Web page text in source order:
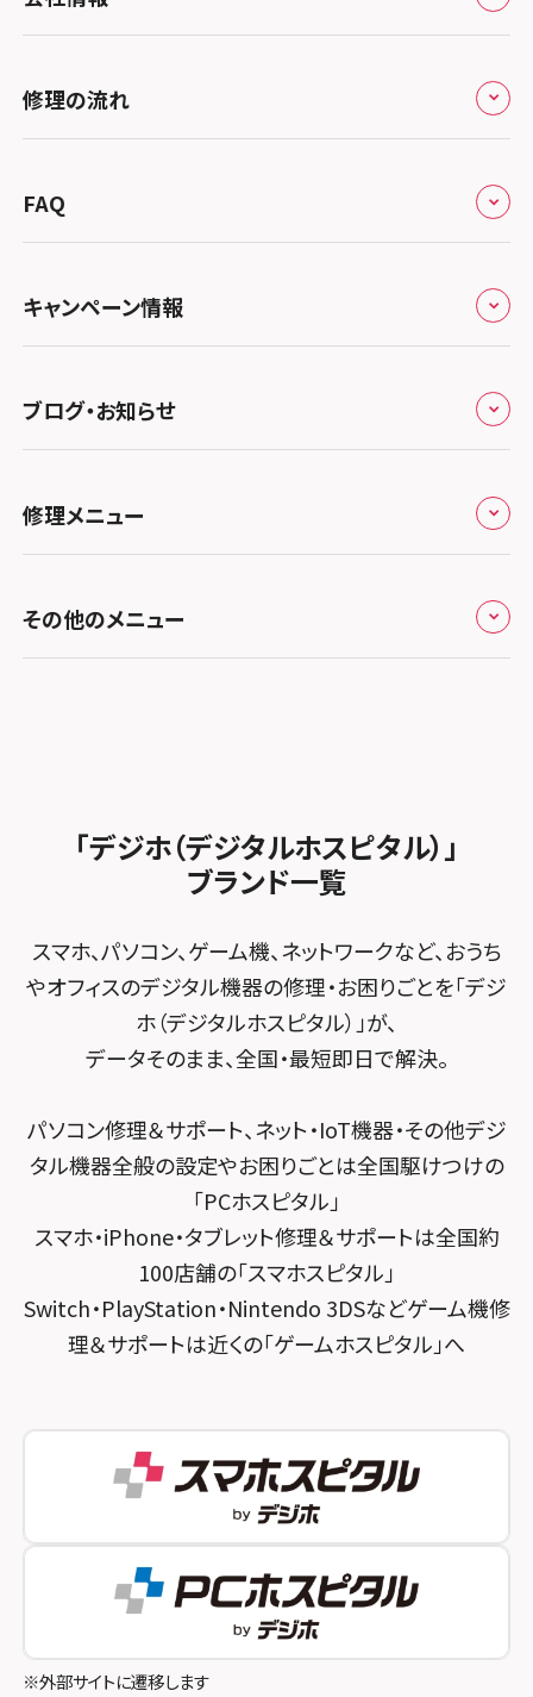
北海道・東北
スマホスピタル大丸札幌
関東
スマホスピタル宇都宮
スマホスピタル 高崎
スマホスピタル鴻巣
スマホスピタル テルル三芳
スマホスピタル 熊谷
スマホスピタル ゲオデジタルベース川口元郷
スマホスピタル埼玉大宮
スマホスピタル テルル蒲生
スマホスピタル テルル新越谷
スマホスピタル テルル草加花栗
スマホスピタル テルル東川口
スマホスピタル テルル松戸五香
スマホスピタル テルル宮野木
スマホスピタル千葉
スマホスピタル 大森
スマホスピタル練馬
スマホスピタル 神田
スマホスピタル三軒茶屋
スマホスピタル秋葉原
スマホスピタル 自由が丘
スマホスピタルオリナス錦糸町
スマホスピタル テルル成増
スマホスピタル池袋
スマホスピタル八王子
北陸・甲信越
スマホスピタルアル・プラザ小松
スマホスピタル 北陸総合修理センター
スマホスピタル 長野
東海
スマホスピタル岐阜
スマホスピタル 浜松
スマホスピタル静岡パルコ
スマホスピタル 藤枝
スマホスピタル名古屋駅前
スマホスピタル名古屋金山
スマホスピタル 大府
スマホスピタル 西枇杷島
スマホスピタル 尾張旭
スマホスピタル平和が丘
スマホスピタル春日井勝川
関西
スマホスピタル 大阪梅田
スマホスピタル by デジホ 梅田地下（うめちか）
スマホスピタル京橋
スマホスピタル難波
スマホスピタルイオンタウン茨木太田
スマホスピタル住道オペラパーク
スマホスピタル東大阪ロンモール布施
スマホスピタル堺
スマホスピタル 堺出張所
スマホスピタル京都河原町
スマホスピタル宇治槙島
スマホスピタル烏丸
スマホスピタル 京都宇治
スマホスピタル 福知山
スマホスピタル神戸三宮
スマホスピタル by デジホ 姫路キャスパ
スマホスピタル伊丹
スマホスピタル奈良生駒
スマホスピタル和歌山
中国・四国
スマホスピタル岡山駅前
スマホスピタル西条
スマホスピタル by デジホ マークイズ福岡もも
ち
スマホスピタル福岡天神
スマホスピタル熊本下通
スマホスピタル GODOモバイル大分府内町
会社概要
総務省登録業者
特定商取引法に関する表記
プライバシーポリシー
郵送修理依頼
修理の流れ
郵送修理の流れ
FAQ
キャンペーン情報
キャンペーン一覧
ブログ・お知らせ
お知らせ
修理メニュー
iPhone修理メニュー
MacBook修理メニュー
その他のメニュー
FCNTスマートフォン修理
「デジホ（デジタルホスピタル）」
ブランド一覧
スマホ、パソコン、ゲーム機、ネットワークなど、おうち
やオフィスのデジタル機器の修理・お困りごとを「デジ
ホ（デジタルホスピタル）」が、
データそのまま、全国・最短即日で解決。
パソコン修理＆サポート、ネット・IoT機器・その他デジ
タル機器全般の設定やお困りごとは全国駆けつけの
「PCホスピタル」
スマホ・iPhone・タブレット修理＆サポートは全国約
100店舗の「スマホスピタル」
Switch・PlayStation・Nintendo 3DSなどゲーム機修
理＆サポートは近くの「ゲームホスピタル」へ
※外部サイトに遷移します